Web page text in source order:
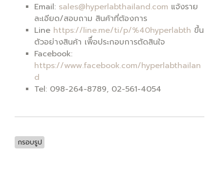
Email: sales@hyperlabthailand.com แจ้งราย
ละเอียด/สอบถาม สินค้าที่ต้องการ
Line https://line.me/ti/p/%40hyperlabth ขึ้น
ตัวอย่างสินค้า เพิื่อประกอบการตัดสินใจ
Facebook:
https://www.facebook.com/hyperlabthailan
d
Tel: 098-264-8789, 02-561-4054
กรอบรูป